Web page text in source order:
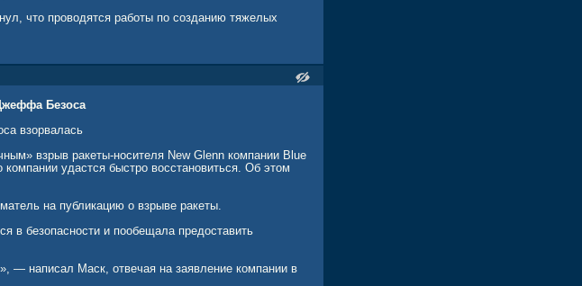
что проводятся работы по созданию тяжелых
Безоса
взорвалась
взрыв ракеты-носителя New Glenn компании Blue
удастся быстро восстановиться. Об этом
на публикацию о взрыве ракеты.
в безопасности и пообещала предоставить
— написал Маск, отвечая на заявление компании в